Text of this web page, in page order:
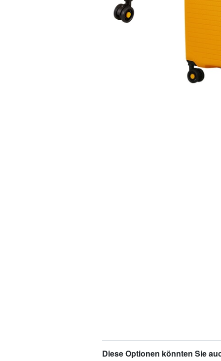
Diese Optionen könnten Sie